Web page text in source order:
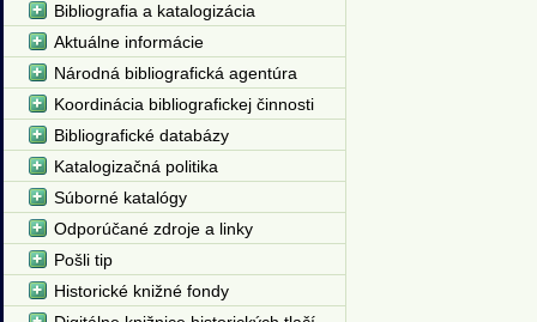
Bibliografia a katalogizácia
Aktuálne informácie
Národná bibliografická agentúra
Koordinácia bibliografickej činnosti
Bibliografické databázy
Katalogizačná politika
Súborné katalógy
Odporúčané zdroje a linky
Pošli tip
Historické knižné fondy